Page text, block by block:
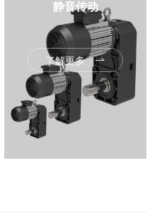
静音传动
主动降噪，狗子28 首当其
冲。狗子28驱动，
驱动着新中式起重机的未
来。
车间降噪，设备先行，狗子
了解更多